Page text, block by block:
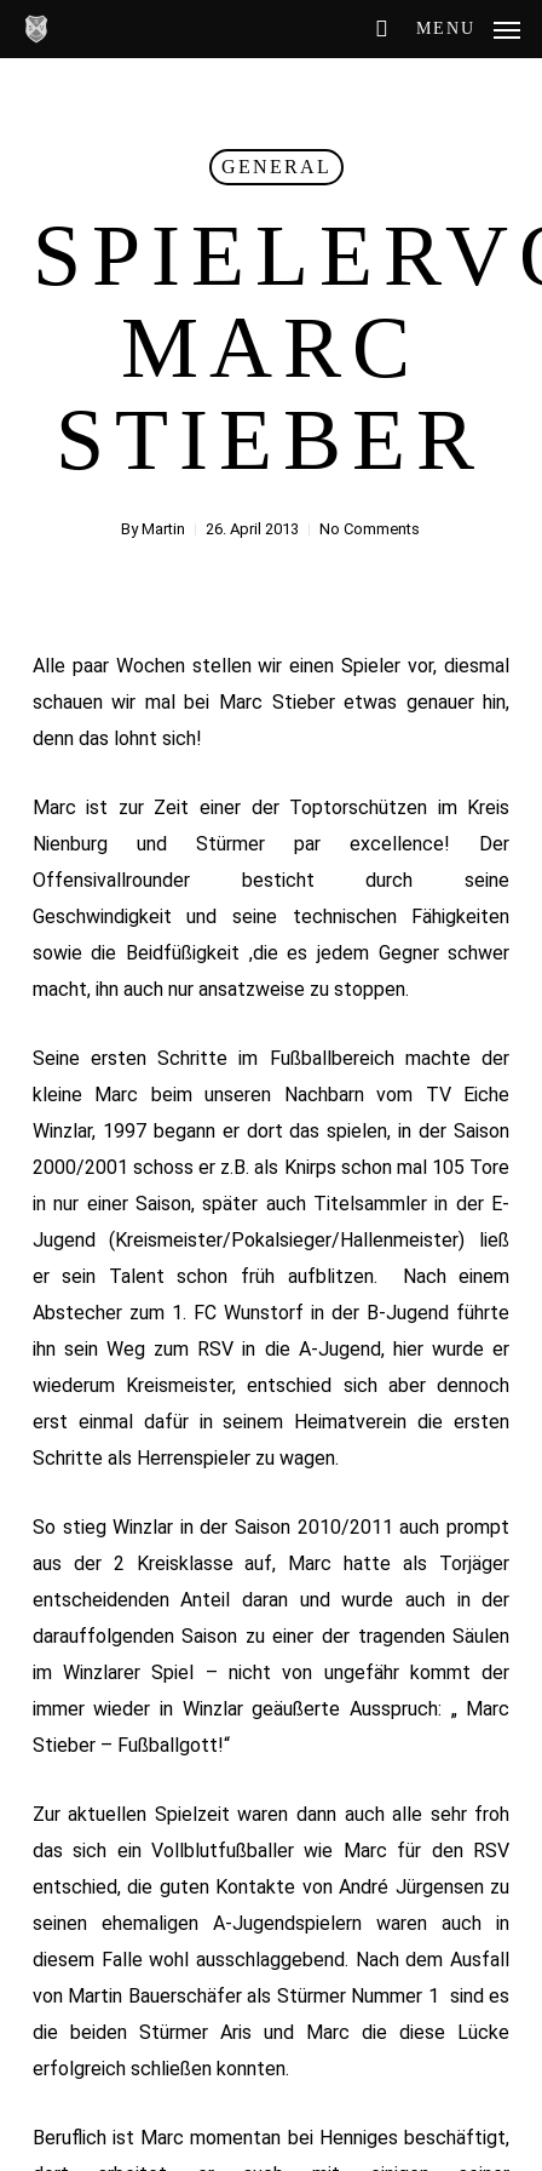
Skip
to
MENU
GENERAL
MARC
STIEBER
By Martin 26. April 2013 No Comments
Alle paar Wochen stellen wir einen Spieler vor, diesmal
schauen wir mal bei Marc Stieber etwas genauer hin,
denn das lohnt sich!
Marc ist zur Zeit einer der Toptorschützen im Kreis
Nienburg und Stürmer par excellence! Der
Offensivallrounder besticht durch seine
Geschwindigkeit und seine technischen Fähigkeiten
sowie die Beidfüßigkeit ,die es jedem Gegner schwer
macht, ihn auch nur ansatzweise zu stoppen.
Seine ersten Schritte im Fußballbereich machte der
kleine Marc beim unseren Nachbarn vom TV Eiche
Winzlar, 1997 begann er dort das spielen, in der Saison
2000/2001 schoss er z.B. als Knirps schon mal 105 Tore
in nur einer Saison, später auch Titelsammler in der E-
Jugend (Kreismeister/Pokalsieger/Hallenmeister) ließ
er sein Talent schon früh aufblitzen. Nach einem
Abstecher zum 1. FC Wunstorf in der B-Jugend führte
ihn sein Weg zum RSV in die A-Jugend, hier wurde er
wiederum Kreismeister, entschied sich aber dennoch
erst einmal dafür in seinem Heimatverein die ersten
Schritte als Herrenspieler zu wagen.
So stieg Winzlar in der Saison 2010/2011 auch prompt
aus der 2 Kreisklasse auf, Marc hatte als Torjäger
entscheidenden Anteil daran und wurde auch in der
darauffolgenden Saison zu einer der tragenden Säulen
im Winzlarer Spiel – nicht von ungefähr kommt der
immer wieder in Winzlar geäußerte Ausspruch: „ Marc
Stieber – Fußballgott!“
Zur aktuellen Spielzeit waren dann auch alle sehr froh
das sich ein Vollblutfußballer wie Marc für den RSV
entschied, die guten Kontakte von André Jürgensen zu
seinen ehemaligen A-Jugendspielern waren auch in
diesem Falle wohl ausschlaggebend. Nach dem Ausfall
von Martin Bauerschäfer als Stürmer Nummer 1 sind es
die beiden Stürmer Aris und Marc die diese Lücke
erfolgreich schließen konnten.
Beruflich ist Marc momentan bei Henniges beschäftigt,